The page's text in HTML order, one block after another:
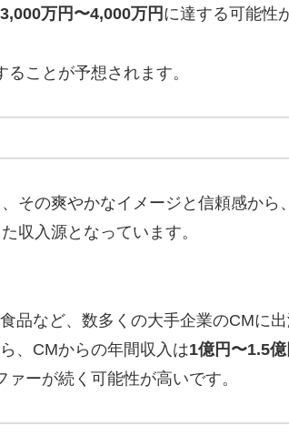
3,000万円〜4,000万円 に達する可能性
ることが予想されます。
その爽やかなイメージと信頼感から
収入源となっています。
品など、数多くの大手企業のCMに
、CMからの年間収入は1億円〜1.5億
ーが続く可能性が高いです。